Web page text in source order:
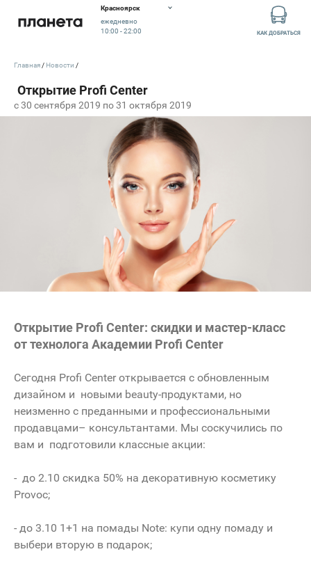
Красноярск
ежедневно
10:00 - 22:00
КАК ДОБРАТЬСЯ
c 30 сентября 2019 по 31 октября 2019
Главная Новости
Открытие Profi Center: скидки и мастер-класс
от технолога Академии Profi Center
Сегодня Profi Center открывается с обновленным
дизайном и новыми beauty-продуктами, но
неизменно с преданными и профессиональными
продавцами– консультантами. Мы соскучились по
вам и подготовили классные акции:
- до 2.10 скидка 50% на декоративную косметику
Provoc;
- до 3.10 1+1 на помады Note: купи одну помаду и
выбери вторую в подарок;